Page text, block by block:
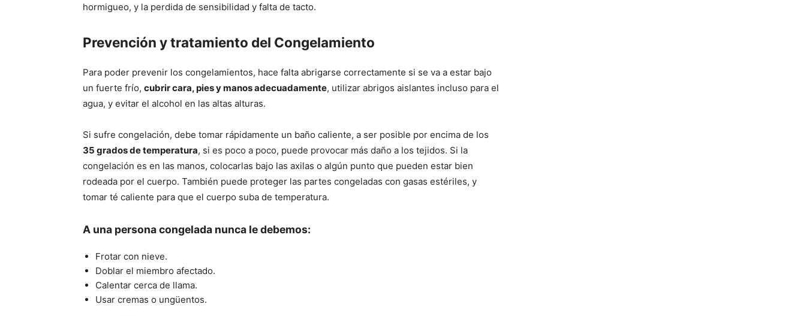
hormigueo, y la perdida de sensibilidad y falta de tacto.
Prevención y tratamiento del Congelamiento
Para poder prevenir los congelamientos, hace falta abrigarse correctamente si se va a estar bajo
un fuerte frí­o, cubrir cara, pies y manos adecuadamente, utilizar abrigos aislantes incluso para el
agua, y evitar el alcohol en las altas alturas.
Si sufre congelación, debe tomar rápidamente un baño caliente, a ser posible por encima de los
35 grados de temperatura, si es poco a poco, puede provocar más daño a los tejidos. Si la
congelación es en las manos, colocarlas bajo las axilas o algún punto que pueden estar bien
rodeada por el cuerpo. También puede proteger las partes congeladas con gasas estériles, y
tomar té caliente para que el cuerpo suba de temperatura.
A una persona congelada nunca le debemos:
Frotar con nieve.
Doblar el miembro afectado.
Calentar cerca de llama.
Usar cremas o ungüentos.